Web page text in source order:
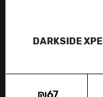
DARKSIDE